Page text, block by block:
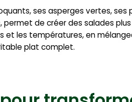
ses asperges vertes,
permet de créer des salades
et les températures, en
plat complet.